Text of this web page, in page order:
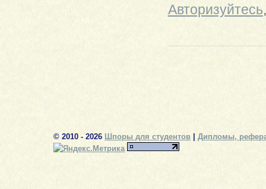
Авторизуйтесь
© 2010 - 2026 Шпоры для студентов Дипломы,